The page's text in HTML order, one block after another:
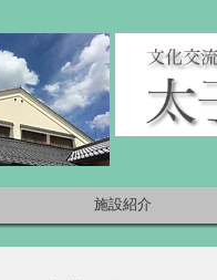
施設紹介